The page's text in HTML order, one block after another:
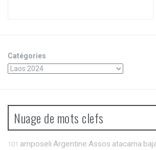
Catégories
Nuage de mots clefs
101 amposeli Argentine Assos atacama